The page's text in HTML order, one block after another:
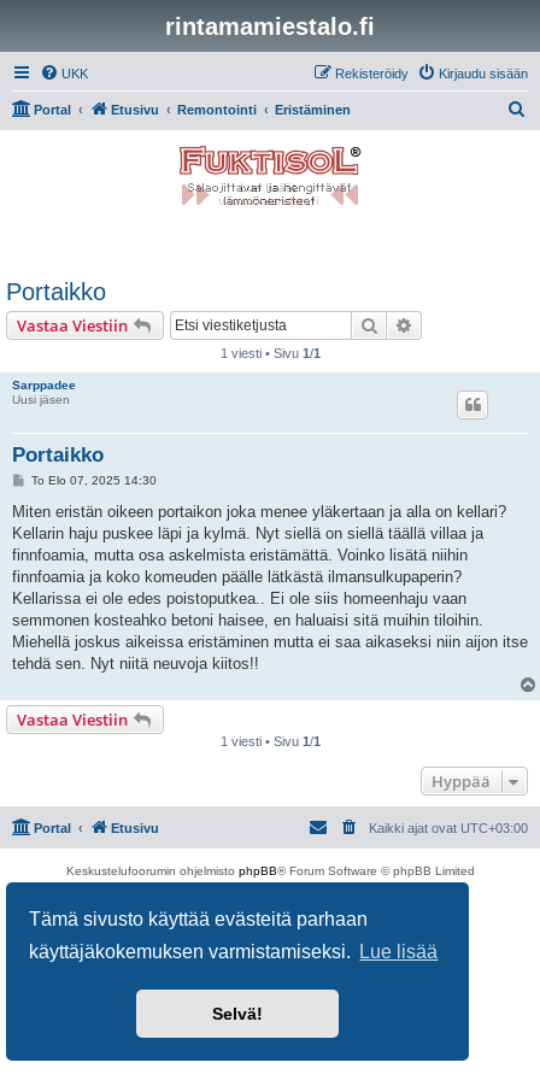
Tämä sivusto käyttää evästeitä parhaan
käyttäjäkokemuksen varmistamiseksi.
Lue lisää
Selvä!
rintamamiestalo.fi
UKK Kirjaudu sisään
Rekisteröidy
Portal Etusivu Remontointi Eristäminen
Portaikko
Vastaa Viestiin Etsi
1 viesti • Sivu 1/1
Sarppadee
Uusi jäsen
Portaikko
V
e
t
i
To Elo 07, 2025 14:30
Miten eristän oikeen portaikon joka menee yläkertaan ja alla on kellari?
Kellarin haju puskee läpi ja kylmä. Nyt siellä on siellä täällä villaa ja
finnfoamia, mutta osa askelmista eristämättä. Voinko lisätä niihin
finnfoamia ja koko komeuden päälle lätkästä ilmansulkupaperin?
Kellarissa ei ole edes poistoputkea.. Ei ole siis homeenhaju vaan
semmonen kosteahko betoni haisee, en haluaisi sitä muihin tiloihin.
Miehellä joskus aikeissa eristäminen mutta ei saa aikaseksi niin aijon itse
tehdä sen. Nyt niitä neuvoja kiitos!!
Vastaa Viestiin
1 viesti • Sivu 1/1
Hyppää
Portal Etusivu Kaikki ajat ovat UTC+03:00
Keskustelufoorumin ohjelmisto phpBB® Forum Software © phpBB Limited
Yksityisyys|Ehdot